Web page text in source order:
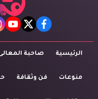
facebook
twitter
الرئيسية صاحبة
منوعات فن وثقافة